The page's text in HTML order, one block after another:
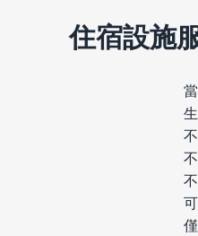
住宿設施